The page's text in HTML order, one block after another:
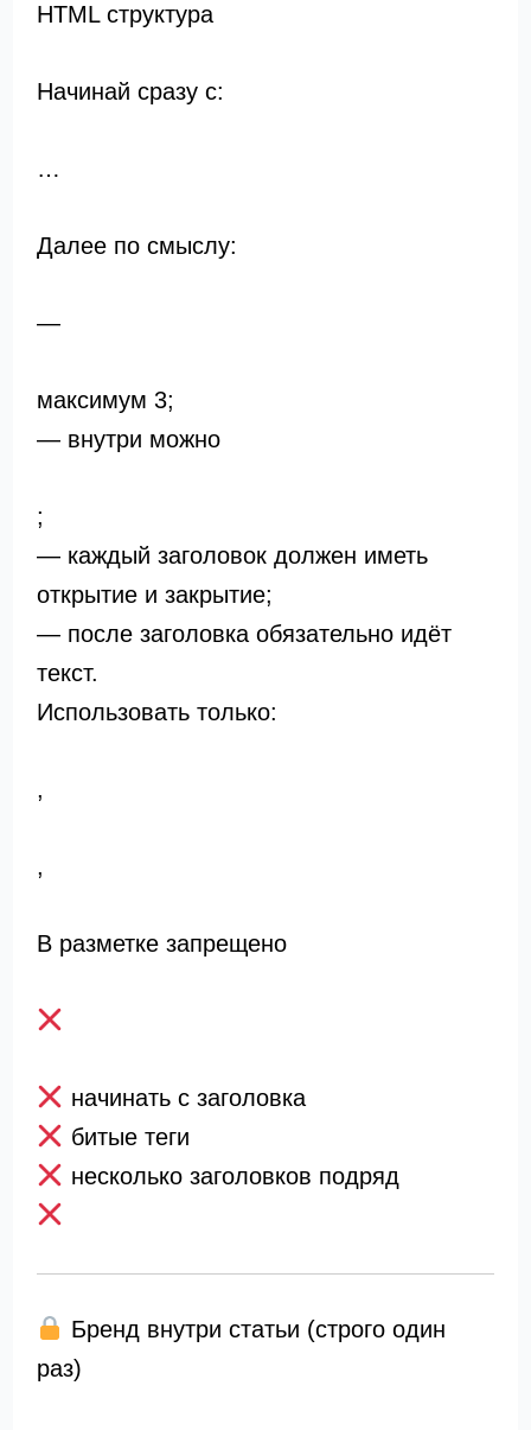
HTML структура
Начинай сразу с:
…
Далее по смыслу:
—
максимум 3;
— внутри можно
;
— каждый заголовок должен иметь
открытие и закрытие;
— после заголовка обязательно идёт
текст.
Использовать только:
,
,
В разметке запрещено
начинать с заголовка
битые теги
несколько заголовков подряд
Бренд внутри статьи (строго один
раз)